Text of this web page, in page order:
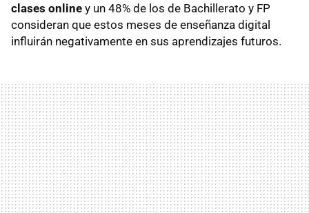
clases online y un 48% de los de Bachillerato y FP
consideran que estos meses de enseñanza digital
influirán negativamente en sus aprendizajes futuros.